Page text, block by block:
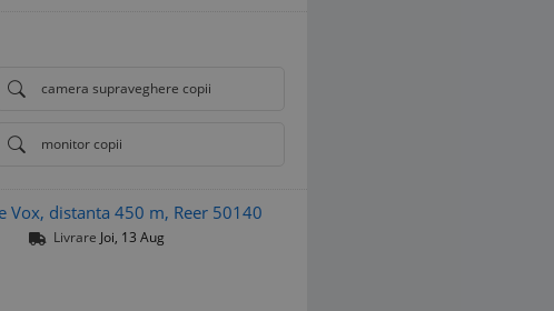
camera supraveghere copii
monitor copii
distanta 450 m, Reer 50140
Livrare Joi, 13 Aug